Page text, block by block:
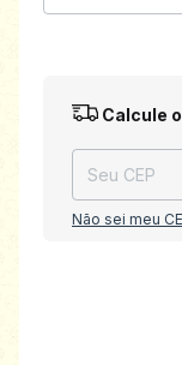
Entregas para
Calcule
Não sei meu